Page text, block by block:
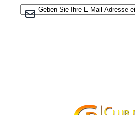
Melden Sie sich für unseren